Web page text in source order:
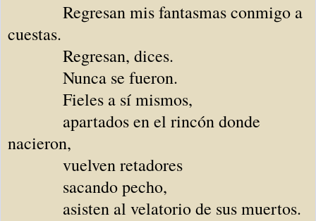
Regresan mis fantasmas conmigo a
cuestas.
Regresan, dices.
Nunca se fueron.
Fieles a sí mismos,
apartados en el rincón donde
nacieron,
vuelven retadores
sacando pecho,
asisten al velatorio de sus muertos.